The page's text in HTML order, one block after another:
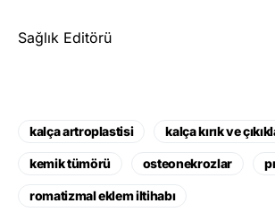
Sağlık Editörü
kalça artroplastisi kalça kırık ve
kemik tümörü osteonekrozlar
romatizmal eklem iltihabı